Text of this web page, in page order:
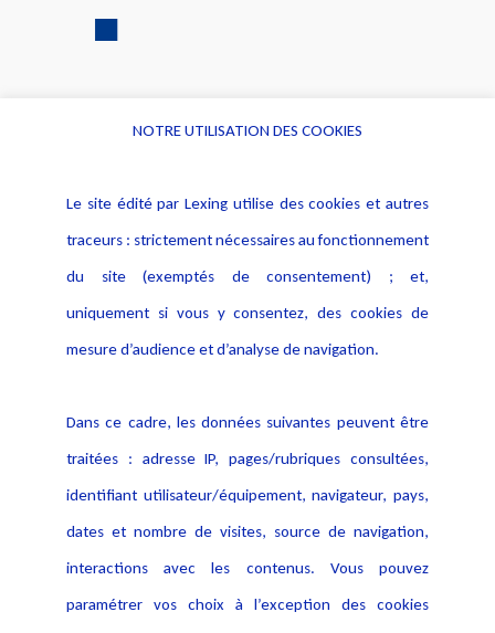
Alerte professionnelle
Déclaration d'accessibilité
Notice Légale
Politique de protection des
données
Publications
NOTRE UTILISATION DES COOKIES
Le site édité par Lexing utilise des cookies et autres
traceurs : strictement nécessaires au fonctionnement
du site (exemptés de consentement) ; et,
uniquement si vous y consentez, des cookies de
mesure d’audience et d’analyse de navigation.
Dans ce cadre, les données suivantes peuvent être
traitées : adresse IP, pages/rubriques consultées,
identifiant utilisateur/équipement, navigateur, pays,
dates et nombre de visites, source de navigation,
interactions avec les contenus. Vous pouvez
paramétrer vos choix à l’exception des cookies